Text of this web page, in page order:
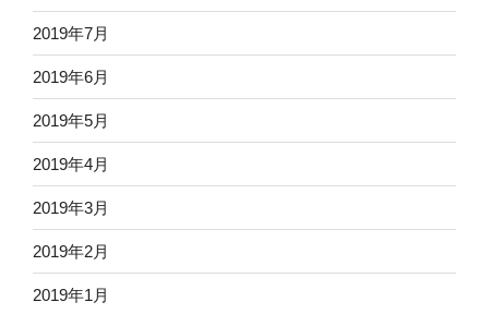
2019年7月
2019年6月
2019年5月
2019年4月
2019年3月
2019年2月
2019年1月